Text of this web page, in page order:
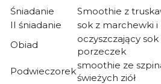
Śniadanie
Smoothie z
II śniadanie
sok z marchewki i
Obiad
oczyszczający
porzeczek
Podwieczorek
smoothie ze
świeżych ziół